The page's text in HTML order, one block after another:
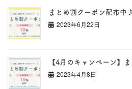
まとめ割クーポン配布中♪
2023年6月22日
【4月のキャンペーン】
2023年4月8日